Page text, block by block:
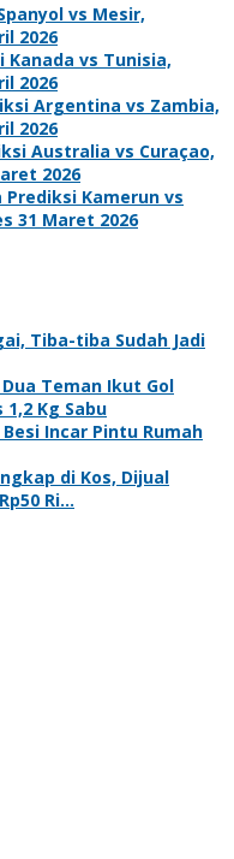
vs Mesir,
2026
Kanada vs Tunisia,
2026
Argentina vs Zambia,
2026
Australia vs Curaçao,
2026
Prediksi Kamerun vs
31 Maret 2026
Tiba-tiba Sudah Jadi
Teman Ikut Gol
Kg Sabu
Incar Pintu Rumah
di Kos, Dijual
Ri…